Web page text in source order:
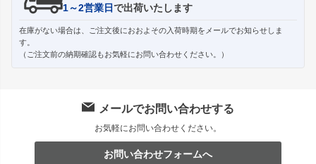
1～2営業日で出荷いたします
在庫がない場合は、ご注文後におおよその入荷時期をメールでお知らせしま
す。
（ご注文前の納期確認もお気軽にお問い合わせください。）
メールでお問い合わせする
お気軽にお問い合わせください。
お問い合わせフォームへ